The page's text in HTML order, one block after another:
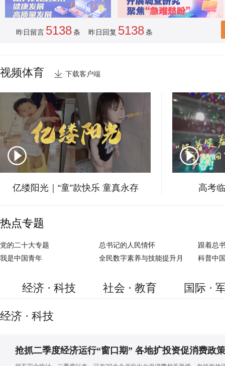
千年黑城显沧桑
昨日留言 5138条 昨日回复 5138条
视频体育 下载客户端
亿缕阳光｜“童”款快乐 童真永存 高考
热点专题
党的二十大专题 总书记的人民情怀
跟着总
我是中国青年
全民数字素养与技能提升月 科普中
经济 · 科技 社会 · 教育 国际 ·
经济 · 科技
抢抓二季度经济运行“窗口期” 各地扩投资促消费政